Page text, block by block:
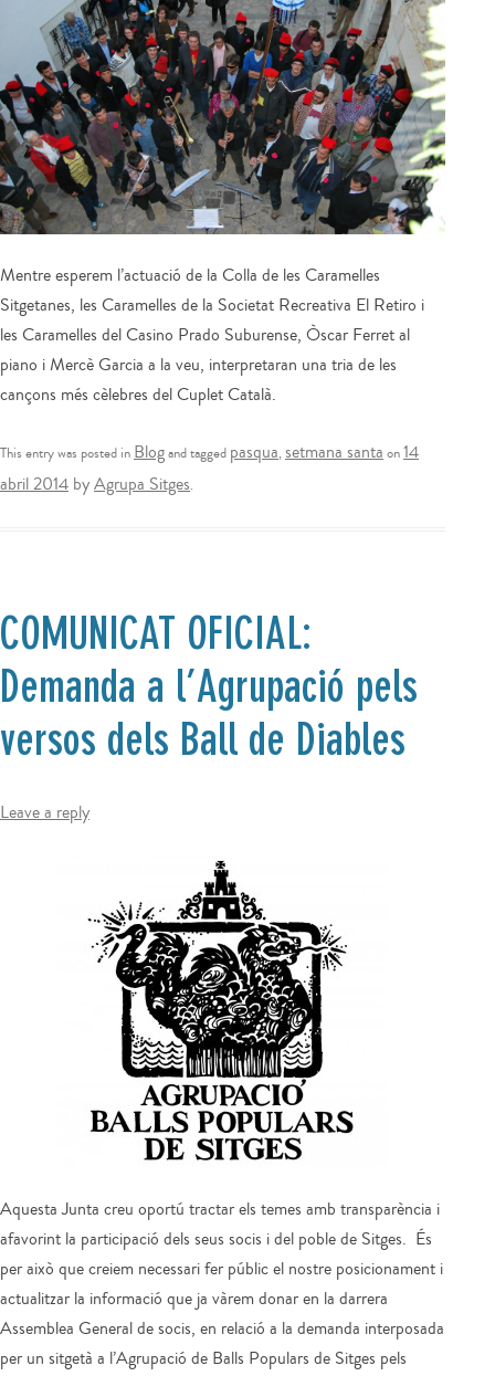
Mentre esperem l’actuació de la Colla de les Caramelles
Sitgetanes, les Caramelles de la Societat Recreativa El Retiro i
les Caramelles del Casino Prado Suburense, Òscar Ferret al
piano i Mercè Garcia a la veu, interpretaran una tria de les
cançons més cèlebres del Cuplet Català.
This entry was posted in Blogand tagged pasqua,setmana santa on14
abril 2014 byAgrupa Sitges.
COMUNICAT OFICIAL:
Demanda a l’Agrupació pels
versos dels Ball de Diables
Leave a reply
Aquesta Junta creu oportú tractar els temes amb transparència i
afavorint la participació dels seus socis i del poble de Sitges. És
per això que creiem necessari fer públic el nostre posicionament i
actualitzar la informació que ja vàrem donar en la darrera
Assemblea General de socis, en relació a la demanda interposada
per un sitgetà a l’Agrupació de Balls Populars de Sitges pels